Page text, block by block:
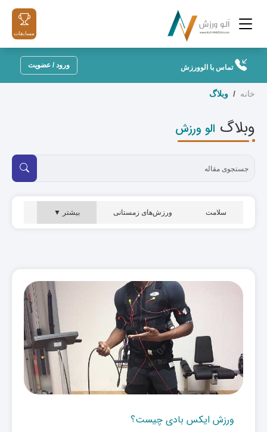
مسابقات
تماس با الوورزش ورود / عضویت
خانه وبلاگ
وبلاگ الو ورزش
سلامت ورزش‌های زمستانی بیشتر ▼
ورزش ایکس بادی چیست؟